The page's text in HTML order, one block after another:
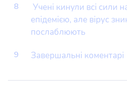
8
Учені кинули всі сили
епідемією, але вірус
послаблюють
9 Завершальні коментарі